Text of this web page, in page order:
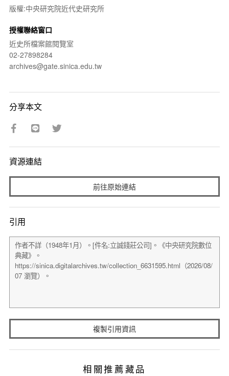
版權:中央研究院近代史研究所
授權聯絡窗口
近史所檔案館閱覽室
02-27898284
archives@gate.sinica.edu.tw
分享本文
資源連結
前往原始連結
引用
複製引用資訊
相關推薦藏品